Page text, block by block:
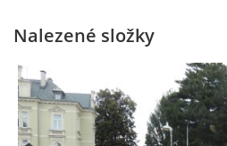
Boženy Němcové
723 581 881
Nalezené složky